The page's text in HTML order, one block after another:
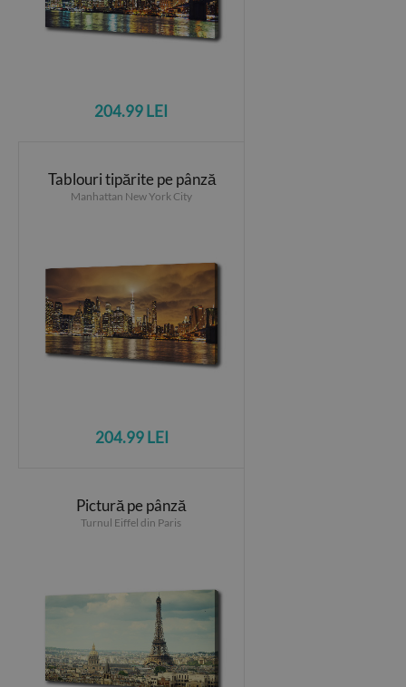
204.99 LEI
Tablouri tipărite pe pânză
Manhattan New York City
204.99 LEI
Pictură pe pânză
Turnul Eiffel din Paris